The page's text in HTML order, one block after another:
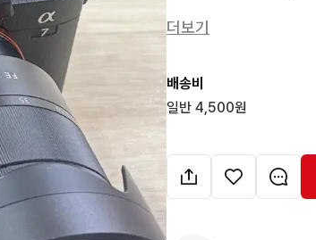
어 더 깔끔합니다) 컷
사놓고 너무 안 써서.. 팔
따로 판매하기 귀찮아
다.
더보기
배송비
일반 4,500원